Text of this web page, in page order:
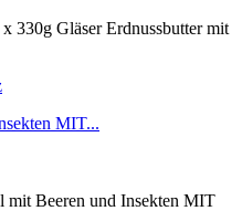
MIT...